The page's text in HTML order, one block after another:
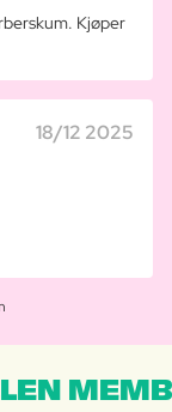
Kjøper
18/12 2025